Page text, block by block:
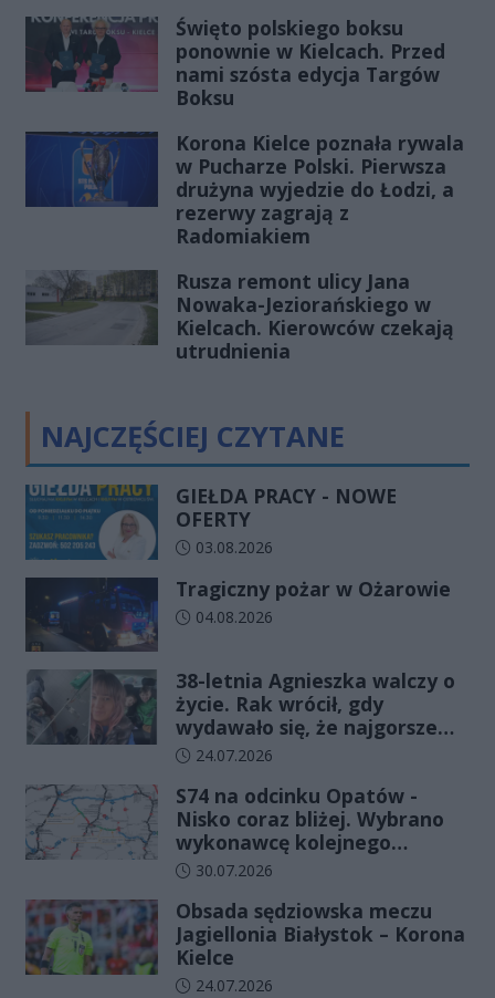
Święto polskiego boksu
ponownie w Kielcach. Przed
nami szósta edycja Targów
Boksu
Korona Kielce poznała rywala
w Pucharze Polski. Pierwsza
drużyna wyjedzie do Łodzi, a
rezerwy zagrają z
Radomiakiem
Rusza remont ulicy Jana
Nowaka-Jeziorańskiego w
Kielcach. Kierowców czekają
utrudnienia
NAJCZĘŚCIEJ CZYTANE
GIEŁDA PRACY - NOWE
OFERTY
Data dodania artykułu:
03.08.2026
Tragiczny pożar w Ożarowie
Data dodania artykułu:
04.08.2026
38-letnia Agnieszka walczy o
życie. Rak wrócił, gdy
wydawało się, że najgorsze
już minęło
Data dodania artykułu:
24.07.2026
S74 na odcinku Opatów -
Nisko coraz bliżej. Wybrano
wykonawcę kolejnego
odcinka
Data dodania artykułu:
30.07.2026
Obsada sędziowska meczu
Jagiellonia Białystok – Korona
Kielce
Data dodania artykułu:
24.07.2026